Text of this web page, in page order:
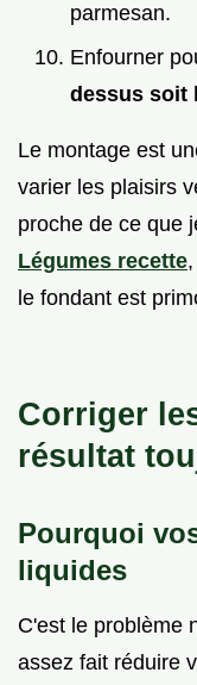
parmesan.
Enfourner
dessus soit
Le montage est
varier les plaisirs
proche de ce que
Légumes recette
le fondant est
Corriger
résultat
Pourquoi
liquides
C'est le problème
assez fait réduire